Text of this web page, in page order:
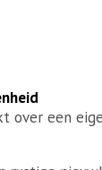
over een